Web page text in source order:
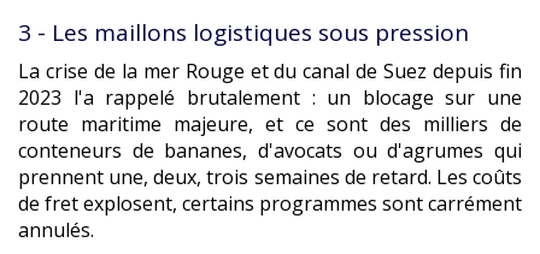
3 - Les maillons logistiques sous pression
La crise de la mer Rouge et du canal de Suez depuis fin
2023 l'a rappelé brutalement : un blocage sur une
route maritime majeure, et ce sont des milliers de
conteneurs de bananes, d'avocats ou d'agrumes qui
prennent une, deux, trois semaines de retard. Les coûts
de fret explosent, certains programmes sont carrément
annulés.